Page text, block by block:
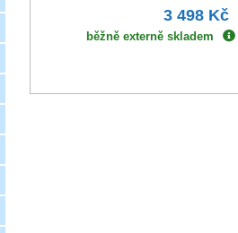
3 498 Kč
běžně externě skladem